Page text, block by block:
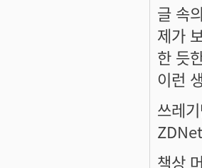
글 속
제가
한 듯
이런
쓰레
책상